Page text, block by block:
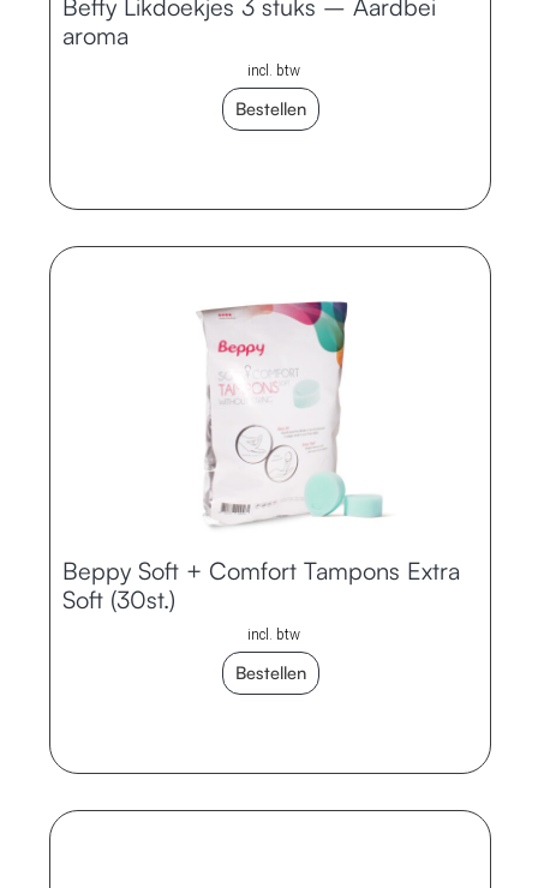
Beffy Likdoekjes 3 stuks – Aardbei
aroma
incl. btw
Bestellen
Beppy Soft + Comfort Tampons Extra
Soft (30st.)
incl. btw
Bestellen